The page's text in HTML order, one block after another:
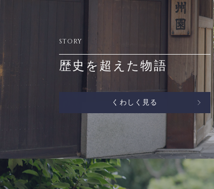
STORY
歴史を超えた物語
くわしく見る